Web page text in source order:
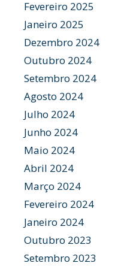
Fevereiro 2025
Janeiro 2025
Dezembro 2024
Outubro 2024
Setembro 2024
Agosto 2024
Julho 2024
Junho 2024
Maio 2024
Abril 2024
Março 2024
Fevereiro 2024
Janeiro 2024
Outubro 2023
Setembro 2023